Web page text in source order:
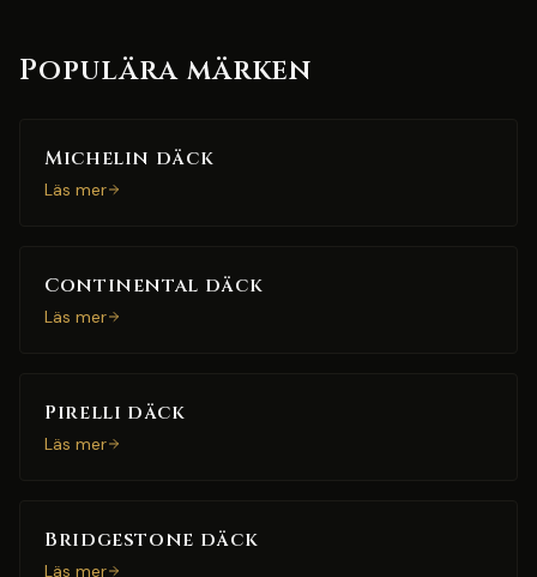
Populära märken
Michelin däck
Läs mer
Continental däck
Läs mer
Pirelli däck
Läs mer
Bridgestone däck
Läs mer